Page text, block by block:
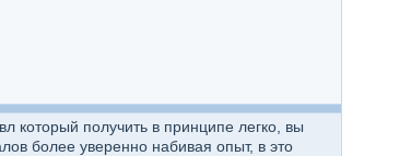
который получить в принципе легко, вы
более уверенно набивая опыт, в это